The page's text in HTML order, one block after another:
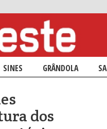
PRIMÁRIO
SECUNDÁRIO
SINES GRÂNDOLA
dos